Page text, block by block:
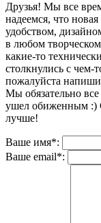
Друзья! Мы все
надеемся, что
удобством,
в любом
какие-то
столкнулись с чем-
пожалуйста
Мы обязательно
ушел обиженным :)
лучше!
Ваше имя*:
Ваше email*: